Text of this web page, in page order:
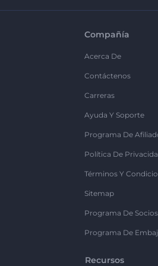
Compañía
Acerca De
Contáctenos
Carreras
Ayuda Y Soporte
Programa De
Política De
Términos Y
Sitemap
Programa De Socios
Programa De
Recursos